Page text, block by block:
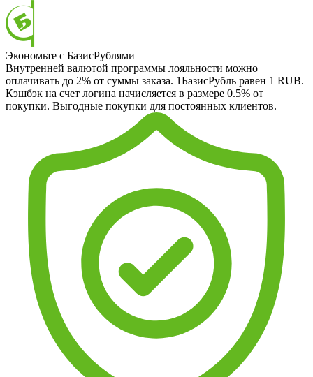
Экономьте с БазисРублями
Внутренней валютой программы лояльности можно
оплачивать до 2% от суммы заказа. 1БазисРубль равен 1 RUB.
Кэшбэк на счет логина начисляется в размере 0.5% от
покупки. Выгодные покупки для постоянных клиентов.